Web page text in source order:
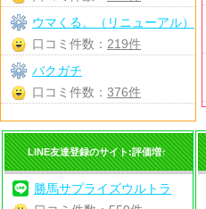
ウマくる。（リニューアル）
口コミ件数： 219件
バクガチ
口コミ件数： 376件
LINE友達登録のサイト:評価増↑
勝馬サプライズウルトラ